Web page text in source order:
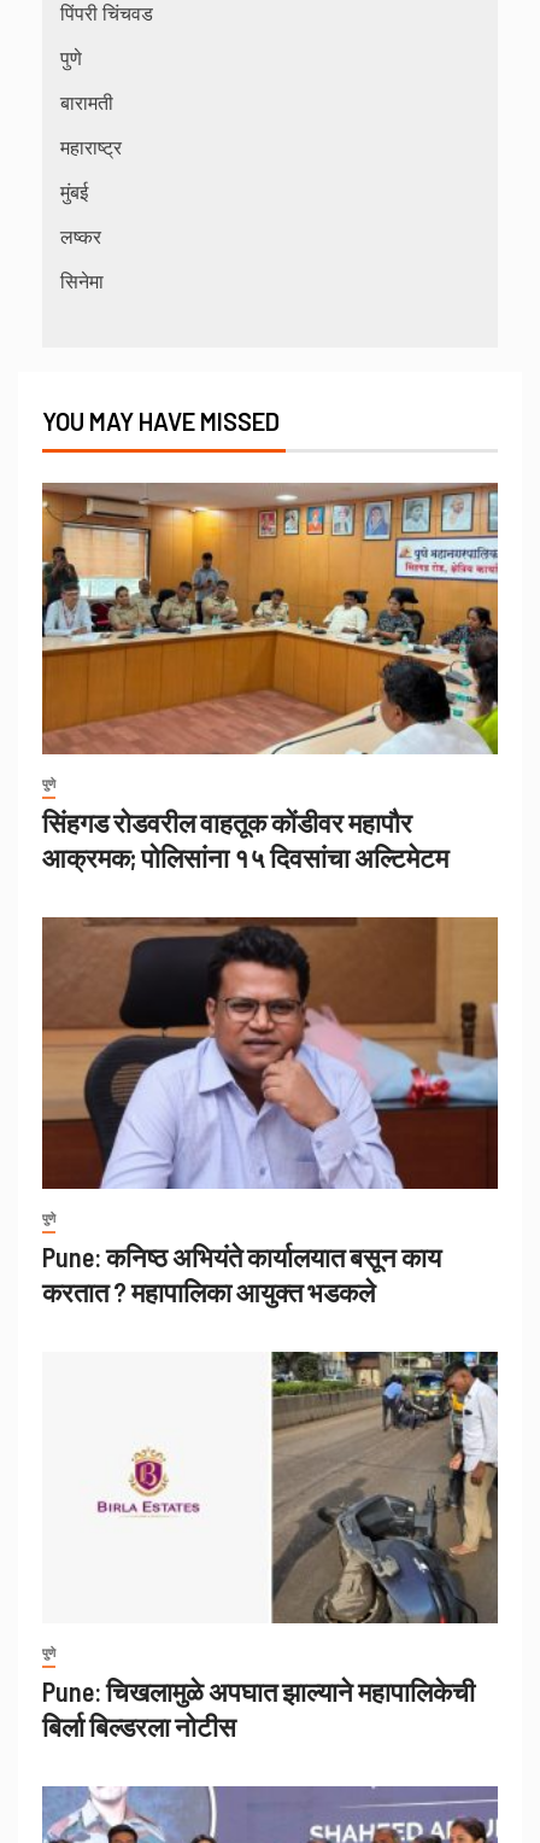
पिंपरी चिंचवड
पुणे
बारामती
महाराष्ट्र
मुंबई
लष्कर
सिनेमा
YOU MAY HAVE MISSED
पुणे
सिंहगड रोडवरील वाहतूक कोंडीवर महापौर
आक्रमक; पोलिसांना १५ दिवसांचा अल्टिमेटम
पुणे
Pune: कनिष्ठ अभियंते कार्यालयात बसून काय
करतात ? महापालिका आयुक्त भडकले
पुणे
Pune: चिखलामुळे अपघात झाल्याने महापालिकेची
बिर्ला बिल्डरला नोटीस